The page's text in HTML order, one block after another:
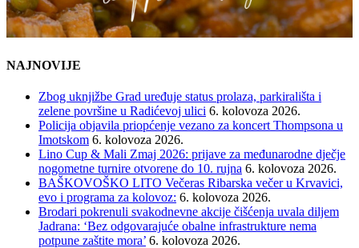
NAJNOVIJE
Zbog uknjižbe Grad uređuje status prolaza, parkirališta i
zelene površine u Radićevoj ulici 6. kolovoza 2026.
Policija objavila priopćenje vezano za koncert Thompsona u
Imotskom 6. kolovoza 2026.
Lino Cup & Mali Zmaj 2026: prijave za međunarodne dječje
nogometne turnire otvorene do 10. rujna 6. kolovoza 2026.
BAŠKOVOŠKO LITO Večeras Ribarska večer u Krvavici,
evo i programa za kolovoz: 6. kolovoza 2026.
Brodari pokrenuli svakodnevne akcije čišćenja uvala diljem
Jadrana: ‘Bez odgovarajuće obalne infrastrukture nema
potpune zaštite mora’ 6. kolovoza 2026.